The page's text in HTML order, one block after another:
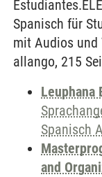
Spanisch für
mit Audios und
allango, 215
Leuphana
Spanisch
and